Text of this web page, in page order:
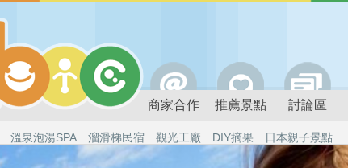
商家合作 推薦景點 討論區
溫泉泡湯SPA 溜滑梯民宿 觀光工廠 DIY摘果 日本親子景點